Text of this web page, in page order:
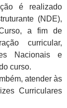
é realizado
(NDE),
a fim de
curricular,
Nacionais e
curso.
atender às
Curriculares